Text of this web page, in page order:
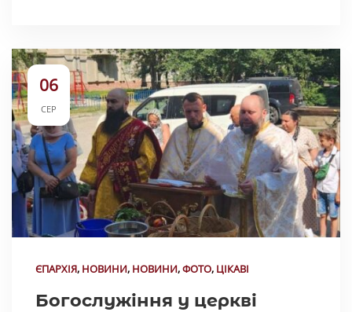
06
СЕР
ЄПАРХІЯ, НОВИНИ, НОВИНИ,ФОТО, ЦІКАВІ
Богослужіння у церкві